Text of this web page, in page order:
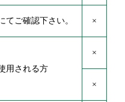
てご確認下さい。 ×
用される方
×
×